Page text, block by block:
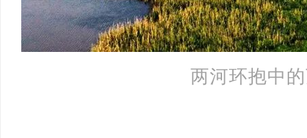
两河环抱中